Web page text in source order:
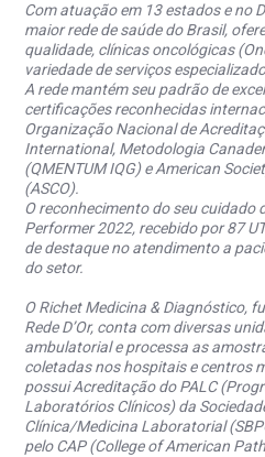
Com atuação em 13 estados e no
maior rede de saúde do Brasil,
qualidade, clínicas oncológicas
variedade de serviços
A rede mantém seu padrão de
certificações reconhecidas
Organização Nacional de
International, Metodologia
(QMENTUM IQG) e American
(ASCO).
O reconhecimento do seu cuidado
Performer 2022, recebido por 87
de destaque no atendimento a
do setor.
O Richet Medicina & Diagnóstico,
Rede D’Or, conta com diversas
ambulatorial e processa as
coletadas nos hospitais e centros
possui Acreditação do PALC
Laboratórios Clínicos) da
Clínica/Medicina Laboratorial
pelo CAP (College of American